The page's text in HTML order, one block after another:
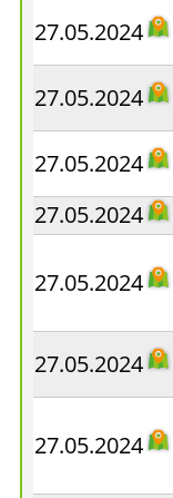
27.05.2024
27.05.2024
27.05.2024
27.05.2024
27.05.2024
27.05.2024
27.05.2024